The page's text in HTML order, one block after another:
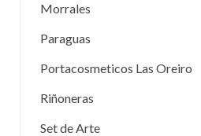
Morrales
Paraguas
Portacosmeticos Las Oreiro
Riñoneras
Set de Arte